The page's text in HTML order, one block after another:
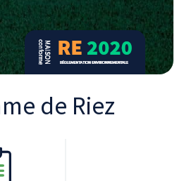
de Riez